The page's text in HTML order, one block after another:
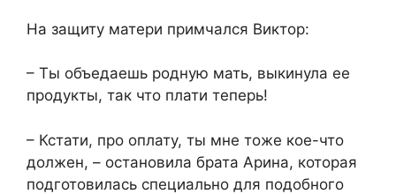
На защиту матери примчался Виктор:
– Ты объедаешь родную мать, выкинула ее
продукты, так что плати теперь!
– Кстати, про оплату, ты мне тоже кое-что
должен, – остановила брата Арина, которая
подготовилась специально для подобного